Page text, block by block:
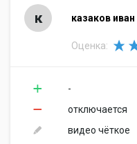
к казаков иван
Оценка:
-
отключается
видео чёткое